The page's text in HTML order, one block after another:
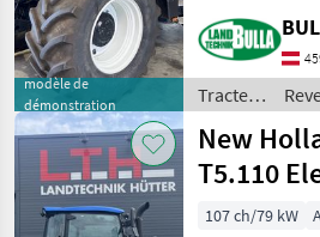
modèle de
démonstration
Getriebe + Aktive
Parkbremse +
M
Tracteurs
/ Steyr
New
T5.110
107 ch/79 kW